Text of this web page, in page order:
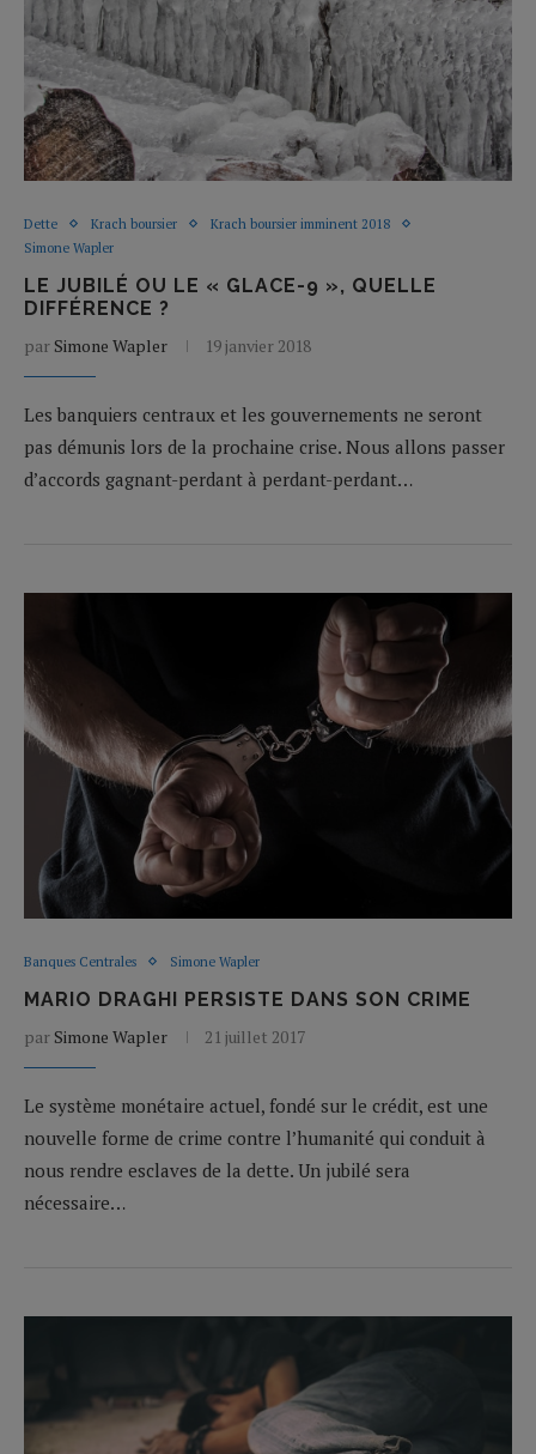
Dette Krach boursier
Krach boursier imminent 2018
Simone Wapler
LE JUBILÉ OU LE « GLACE-9 », QUELLE
DIFFÉRENCE ?
par Simone Wapler 19 janvier 2018
Les banquiers centraux et les gouvernements ne seront
pas démunis lors de la prochaine crise. Nous allons passer
d’accords gagnant-perdant à perdant-perdant…
Banques Centrales Simone Wapler
MARIO DRAGHI PERSISTE DANS SON CRIME
par Simone Wapler 21 juillet 2017
Le système monétaire actuel, fondé sur le crédit, est une
nouvelle forme de crime contre l’humanité qui conduit à
nous rendre esclaves de la dette. Un jubilé sera
nécessaire…